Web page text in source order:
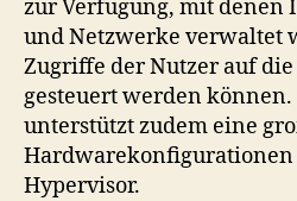
zur Verfügung, mit denen
und Netzwerke verwaltet
Zugriffe der Nutzer auf die
gesteuert werden können.
unterstützt zudem eine
Hardwarekonfigurationen
Hypervisor.